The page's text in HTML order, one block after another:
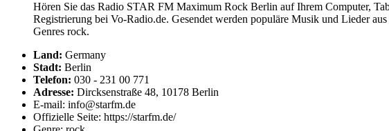
Hören Sie das Radio STAR FM Maximum Rock Berlin auf Ihrem Computer,
Registrierung bei Vo-Radio.de. Gesendet werden populäre Musik und Lieder
Genres rock.
Land: Germany
Stadt: Berlin
Telefon: 030 - 231 00 771
Adresse: Dircksenstraße 48, 10178 Berlin
E-mail: info@starfm.de
Offizielle Seite: https://starfm.de/